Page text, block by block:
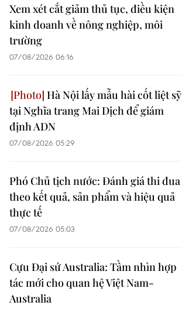
Xem xét cắt giảm thủ tục, điều kiện
kinh doanh về nông nghiệp, môi
trường
07/08/2026 06:16
Hà Nội lấy mẫu hài cốt liệt sỹ
tại Nghĩa trang Mai Dịch để giám
định ADN
07/08/2026 05:29
Phó Chủ tịch nước: Đánh giá thi đua
theo kết quả, sản phẩm và hiệu quả
thực tế
07/08/2026 05:03
Cựu Đại sứ Australia: Tầm nhìn hợp
tác mới cho quan hệ Việt Nam-
Australia